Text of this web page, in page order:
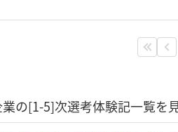
の[1-5]次選考体験記一覧を